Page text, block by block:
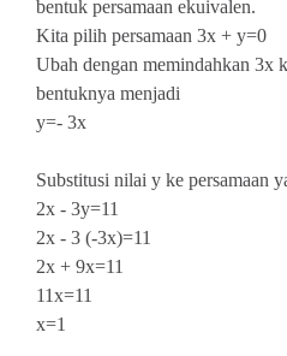
bentuk persamaan ekuivalen.
Kita pilih persamaan 3x + y=0
Ubah dengan memindahkan 3x
bentuknya menjadi
y=- 3x
Substitusi nilai y ke persamaan
2x - 3y=11
2x - 3 (-3x)=11
2x + 9x=11
11x=11
x=1